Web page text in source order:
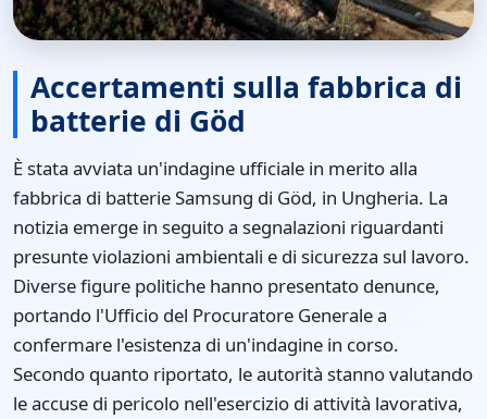
Accertamenti sulla fabbrica di
batterie di Göd
È stata avviata un'indagine ufficiale in merito alla
fabbrica di batterie Samsung di Göd, in Ungheria. La
notizia emerge in seguito a segnalazioni riguardanti
presunte violazioni ambientali e di sicurezza sul lavoro.
Diverse figure politiche hanno presentato denunce,
portando l'Ufficio del Procuratore Generale a
confermare l'esistenza di un'indagine in corso.
Secondo quanto riportato, le autorità stanno valutando
le accuse di pericolo nell'esercizio di attività lavorativa,